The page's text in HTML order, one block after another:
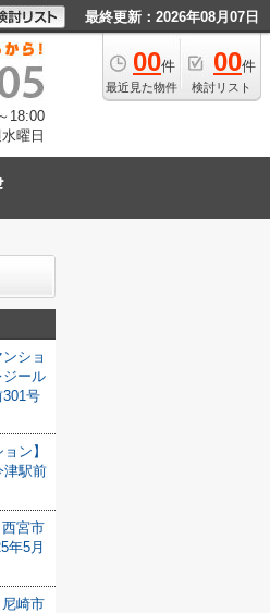
最終更新：2026年08月07日
00件
最近見た物件
00件
検討リスト
18:00
曜日
ンショ
ジール
号
ン】
津駅前
西宮市
年5月
尼崎市